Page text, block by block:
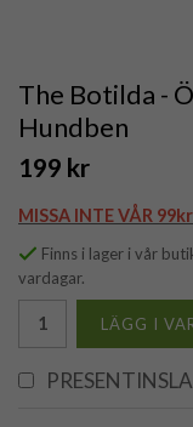
The Botilda -
Hundben
199 kr
MISSA INTE VÅR
Finns i lager i vår
vardagar.
LÄGG I